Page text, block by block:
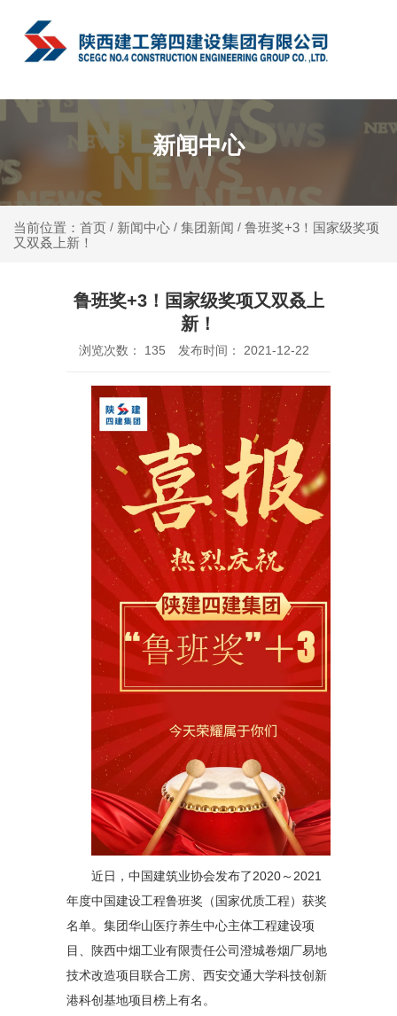
中文
新闻中心
当前位置：首页 / 新闻中心 / 集团新闻 / 鲁班奖+3！国家级奖项
又双叒上新！
鲁班奖+3！国家级奖项又双叒上
新！
浏览次数： 135 发布时间： 2021-12-22
近日，中国建筑业协会发布了2020～2021
年度中国建设工程鲁班奖（国家优质工程）获奖
名单。集团华山医疗养生中心主体工程建设项
目、陕西中烟工业有限责任公司澄城卷烟厂易地
技术改造项目联合工房、西安交通大学科技创新
港科创基地项目榜上有名。